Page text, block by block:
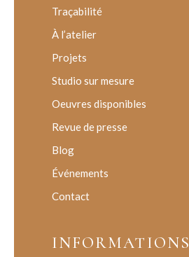
Traçabilité
À l’atelier
Projets
Studio sur mesure
Oeuvres disponibles
Revue de presse
Blog
Événements
Contact
INFORMATIONS